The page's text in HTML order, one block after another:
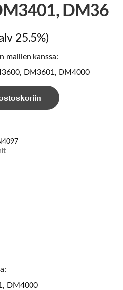
DM36
25.5%)
mallien kanssa:
DM3601, DM4000
DM4000